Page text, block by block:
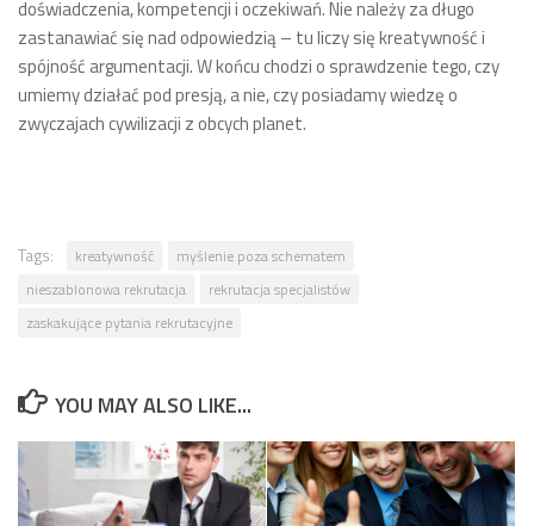
doświadczenia, kompetencji i oczekiwań. Nie należy za długo
zastanawiać się nad odpowiedzią – tu liczy się kreatywność i
spójność argumentacji. W końcu chodzi o sprawdzenie tego, czy
umiemy działać pod presją, a nie, czy posiadamy wiedzę o
zwyczajach cywilizacji z obcych planet.
Tags: kreatywność
myślenie poza schematem
nieszablonowa rekrutacja
rekrutacja specjalistów
zaskakujące pytania rekrutacyjne
YOU MAY ALSO LIKE...